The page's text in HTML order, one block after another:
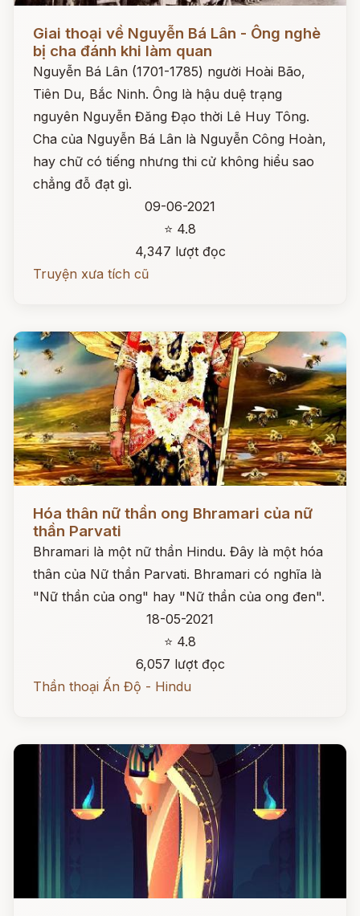
Giai thoại về Nguyễn Bá Lân - Ông nghè
bị cha đánh khi làm quan
Nguyễn Bá Lân (1701-1785) người Hoài Bão,
Tiên Du, Bắc Ninh. Ông là hậu duệ trạng
nguyên Nguyễn Đăng Đạo thời Lê Huy Tông.
Cha của Nguyễn Bá Lân là Nguyễn Công Hoàn,
hay chữ có tiếng nhưng thi cử không hiểu sao
chẳng đỗ đạt gì.
09-06-2021
⭐ 4.8
4,347 lượt đọc
Truyện xưa tích cũ
Hóa thân nữ thần ong Bhramari của nữ
thần Parvati
Bhramari là một nữ thần Hindu. Đây là một hóa
thân của Nữ thần Parvati. Bhramari có nghĩa là
"Nữ thần của ong" hay "Nữ thần của ong đen".
18-05-2021
⭐ 4.8
6,057 lượt đọc
Thần thoại Ấn Độ - Hindu